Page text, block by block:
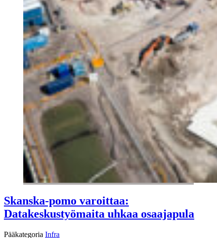
Skanska-pomo varoittaa:
Datakeskustyömaita uhkaa osaajapula
Pääkategoria Infra